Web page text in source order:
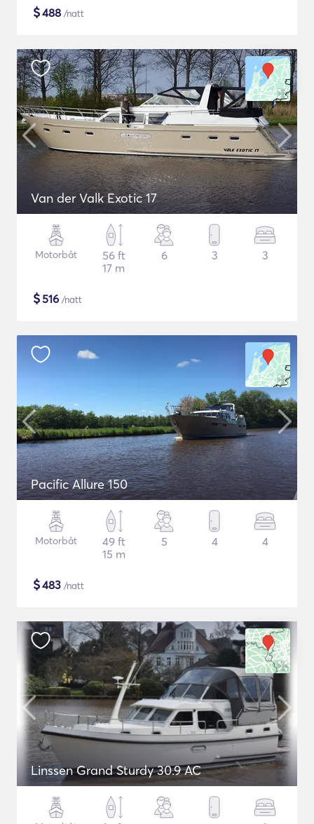
$488 /natt
Van der Valk Exotic 17
Motorbåt
56 ft
17 m
6 3 3
$516 /natt
Pacific Allure 150
Motorbåt
49 ft
15 m
5 4 4
$483 /natt
Linssen Grand Sturdy 30.9 AC